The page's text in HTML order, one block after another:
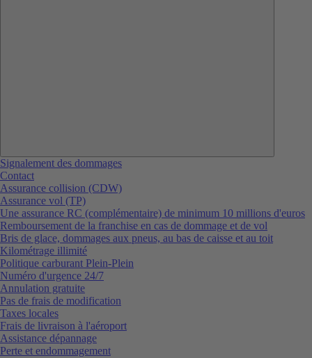
Signalement des dommages
Contact
Assurance collision (CDW)
Assurance vol (TP)
Une assurance RC (complémentaire) de minimum 10 millions d'euros
Remboursement de la franchise en cas de dommage et de vol
Bris de glace, dommages aux pneus, au bas de caisse et au toit
Kilométrage illimité
Politique carburant Plein-Plein
Numéro d'urgence 24/7
Annulation gratuite
Pas de frais de modification
Taxes locales
Frais de livraison à l'aéroport
Assistance dépannage
Perte et endommagement